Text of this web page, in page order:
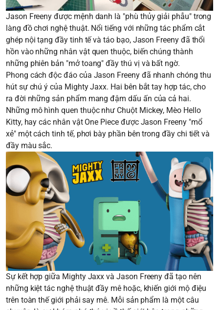
Jason Freeny được mệnh danh là "phù thủy giải phẫu" trong
làng đồ chơi nghệ thuật. Nổi tiếng với những tác phẩm cắt
ghép nội tạng đầy tinh tế và táo bạo, Jason Freeny đã thổi
hồn vào những nhân vật quen thuộc, biến chúng thành
những phiên bản "mở toang" đầy thú vị và bất ngờ.
Phong cách độc đáo của Jason Freeny đã nhanh chóng thu
hút sự chú ý của Mighty Jaxx. Hai bên bắt tay hợp tác, cho
ra đời những sản phẩm mang đậm dấu ấn của cả hai.
Những mô hình quen thuộc như Chuột Mickey, Mèo Hello
Kitty, hay các nhân vật One Piece được Jason Freeny "mổ
xẻ" một cách tinh tế, phơi bày phần bên trong đầy chi tiết và
đầy màu sắc.
Sự kết hợp giữa Mighty Jaxx và Jason Freeny đã tạo nên
những kiệt tác nghệ thuật đầy mê hoặc, khiến giới mộ điệu
trên toàn thế giới phải say mê. Mỗi sản phẩm là một câu